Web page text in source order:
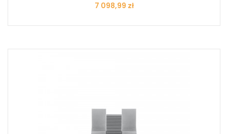
Cena
7 098,99 zł